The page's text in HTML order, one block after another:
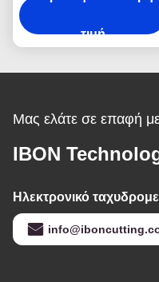
mm/s - 2000 mm/s
τιμή
Μας ελάτε σε επαφή
IBON
Ηλεκτρονικό